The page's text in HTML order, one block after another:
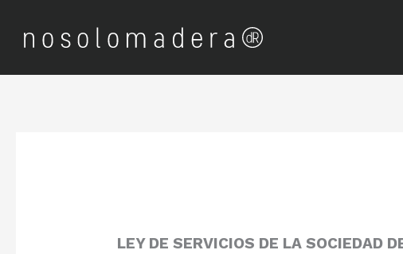
contenido
LEY DE SERVICIOS DE LA SOCIEDAD